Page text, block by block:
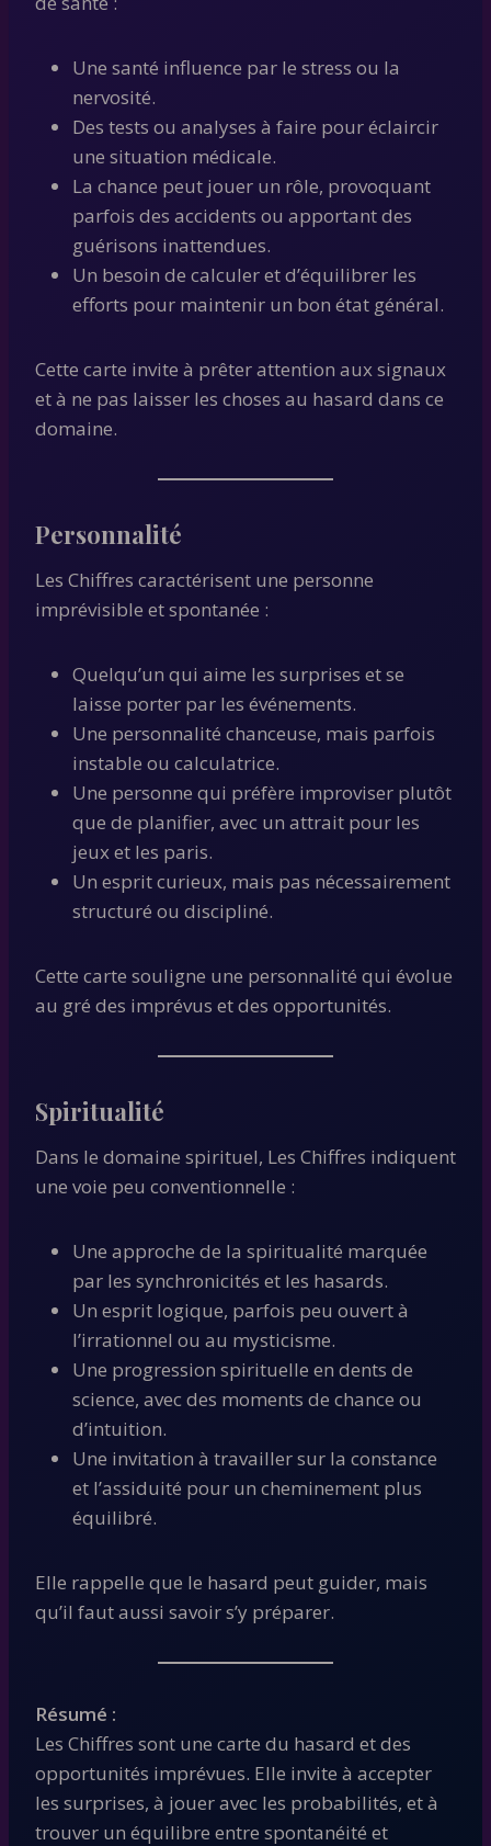
Une santé influence par le stress ou la
nervosité.
Des tests ou analyses à faire pour éclaircir
une situation médicale.
La chance peut jouer un rôle, provoquant
parfois des accidents ou apportant des
guérisons inattendues.
Un besoin de calculer et d’équilibrer les
efforts pour maintenir un bon état général.
Cette carte invite à prêter attention aux signaux
et à ne pas laisser les choses au hasard dans ce
domaine.
Personnalité
Les Chiffres caractérisent une personne
imprévisible et spontanée :
Quelqu’un qui aime les surprises et se
laisse porter par les événements.
Une personnalité chanceuse, mais parfois
instable ou calculatrice.
Une personne qui préfère improviser plutôt
que de planifier, avec un attrait pour les
jeux et les paris.
Un esprit curieux, mais pas nécessairement
structuré ou discipliné.
Cette carte souligne une personnalité qui évolue
au gré des imprévus et des opportunités.
Spiritualité
Dans le domaine spirituel, Les Chiffres indiquent
une voie peu conventionnelle :
Une approche de la spiritualité marquée
par les synchronicités et les hasards.
Un esprit logique, parfois peu ouvert à
l’irrationnel ou au mysticisme.
Une progression spirituelle en dents de
science, avec des moments de chance ou
d’intuition.
Une invitation à travailler sur la constance
et l’assiduité pour un cheminement plus
équilibré.
Elle rappelle que le hasard peut guider, mais
qu’il faut aussi savoir s’y préparer.
Résumé :
Les Chiffres sont une carte du hasard et des
opportunités imprévues. Elle invite à accepter
les surprises, à jouer avec les probabilités, et à
trouver un équilibre entre spontanéité et